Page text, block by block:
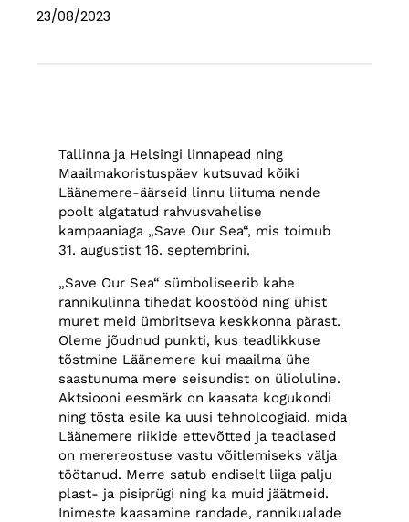
23/08/2023
Tallinna ja Helsingi linnapead ning
Maailmakoristuspäev kutsuvad kõiki
Läänemere-äärseid linnu liituma nende
poolt algatatud rahvusvahelise
kampaaniaga „Save Our Sea“, mis toimub
31. augustist 16. septembrini.
„Save Our Sea“ sümboliseerib kahe
rannikulinna tihedat koostööd ning ühist
muret meid ümbritseva keskkonna pärast.
Oleme jõudnud punkti, kus teadlikkuse
tõstmine Läänemere kui maailma ühe
saastunuma mere seisundist on ülioluline.
Aktsiooni eesmärk on kaasata kogukondi
ning tõsta esile ka uusi tehnoloogiaid, mida
Läänemere riikide ettevõtted ja teadlased
on merereostuse vastu võitlemiseks välja
töötanud. Merre satub endiselt liiga palju
plast- ja pisiprügi ning ka muid jäätmeid.
Inimeste kaasamine randade, rannikualade